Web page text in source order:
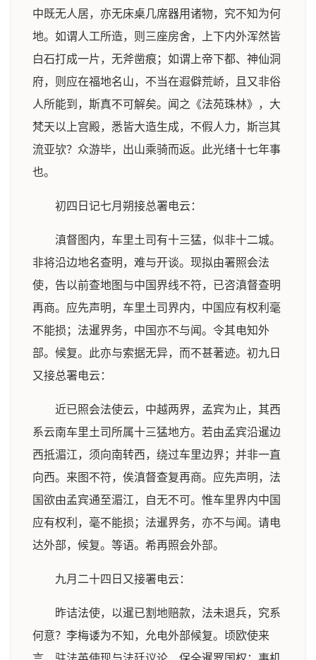
中既无人居，亦无床桌几席器用诸物，究不知为何
地。如谓人工所造，则三座房舍，上下内外浑然皆
白石打成一片，无斧凿痕；如谓上帝下都、神仙洞
府，则应在福地名山，不当在遐僻荒峤，且又非俗
人所能到，斯真不可解矣。闻之《法苑珠林》，大
梵天以上宫殿，悉皆大造生成，不假人力，斯岂其
流亚欤？众游毕，出山乘骑而返。此光绪十七年事
也。
初四日记七月朔接总署电云：
滇督图内，车里土司有十三猛，似非十二城。
非将沿边地名查明，难与开谈。现拟由署照会法
使，告以前查地图与中国界线不符，已咨滇督查明
再商。应先声明，车里土司界内，中国应有权利毫
不能损；法暹界务，中国亦不与闻。令其电知外
部。候复。此亦与索据无异，而不甚著迹。初九日
又接总署电云：
近已照会法使云，中越两界，孟宾为止，其西
系云南车里土司所属十三猛地方。若由孟宾沿暹边
西抵湄江，须向南转西，绕过车里边界；并非一直
向西。来图不符，俟滇督查复再商。应先声明，法
国欲由孟宾通至湄江，自无不可。惟车里界内中国
应有权利，毫不能损；法暹界务，亦不与闻。请电
达外部，候复。等语。希再照会外部。
九月二十四日又接署电云：
昨诘法使，以暹已割地赔款，法未退兵，究系
何意？李梅诿为不知，允电外部候复。顷欧使来